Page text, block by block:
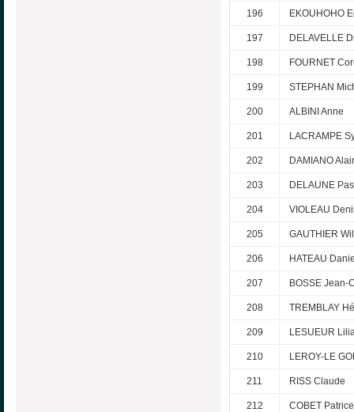
196 EKOUHOHO
197 DELAVELLE
198 FOURNET
199 STEPHAN
200 ALBINI Anne
201 LACRAMPE
202 DAMIANO
203 DELAUNE
204 VIOLEAU
205 GAUTHIER
206 HATEAU
207 BOSSE Jean-
208 TREMBLAY
209 LESUEUR
210 LEROY-LE
211 RISS Claude
212 COBET Patrice